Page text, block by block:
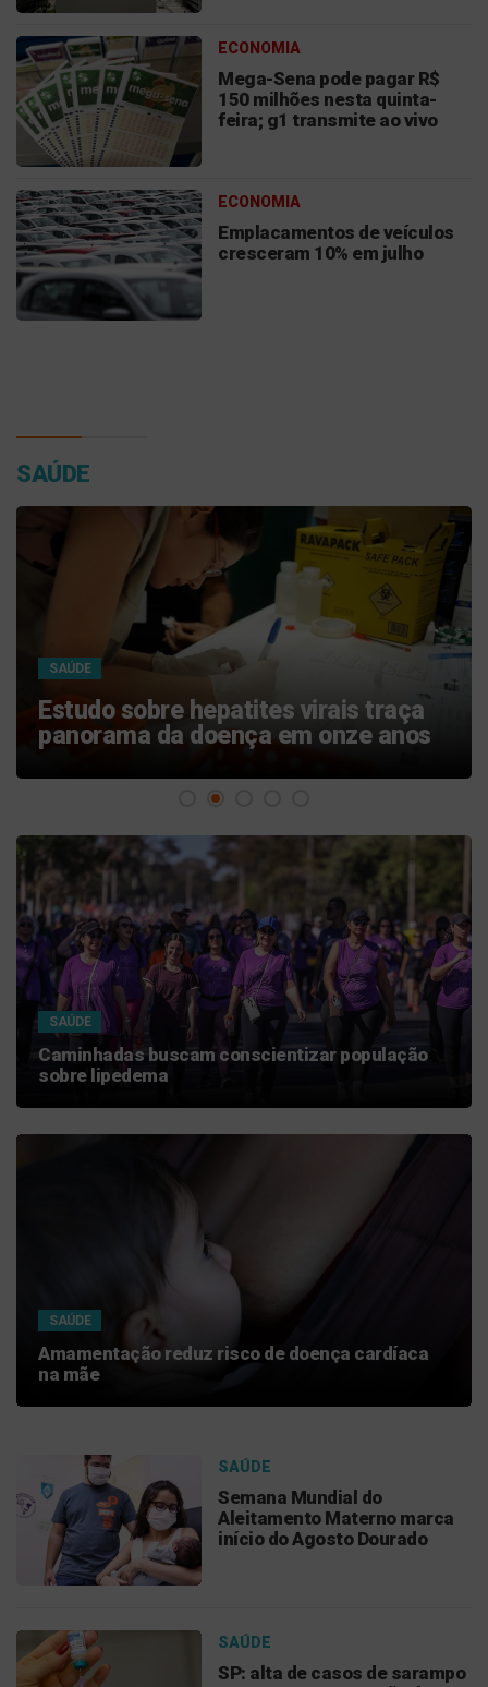
ECONOMIA
Mega-Sena pode pagar R$
150 milhões nesta quinta-
feira; g1 transmite ao vivo
ECONOMIA
Emplacamentos de veículos
cresceram 10% em julho
SAÚDE
Campanha Nacional de
Multivacinação começa nesta
segunda
SAÚDE
Caminhadas buscam conscientizar população
sobre lipedema
SAÚDE
Amamentação reduz risco de doença cardíaca
na mãe
SAÚDE
Semana Mundial do
Aleitamento Materno marca
início do Agosto Dourado
SAÚDE
SP: alta de casos de sarampo